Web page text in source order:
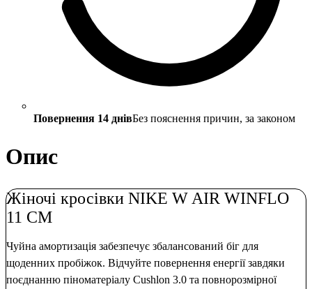
Повернення 14 днівБез пояснення причин, за законом
Опис
Жіночі кросівки NIKE W AIR WINFLO
11 CM
Чуйна амортизація забезпечує збалансований біг для
щоденних пробіжок. Відчуйте повернення енергії завдяки
поєднанню піноматеріалу Cushlon 3.0 та повнорозмірної